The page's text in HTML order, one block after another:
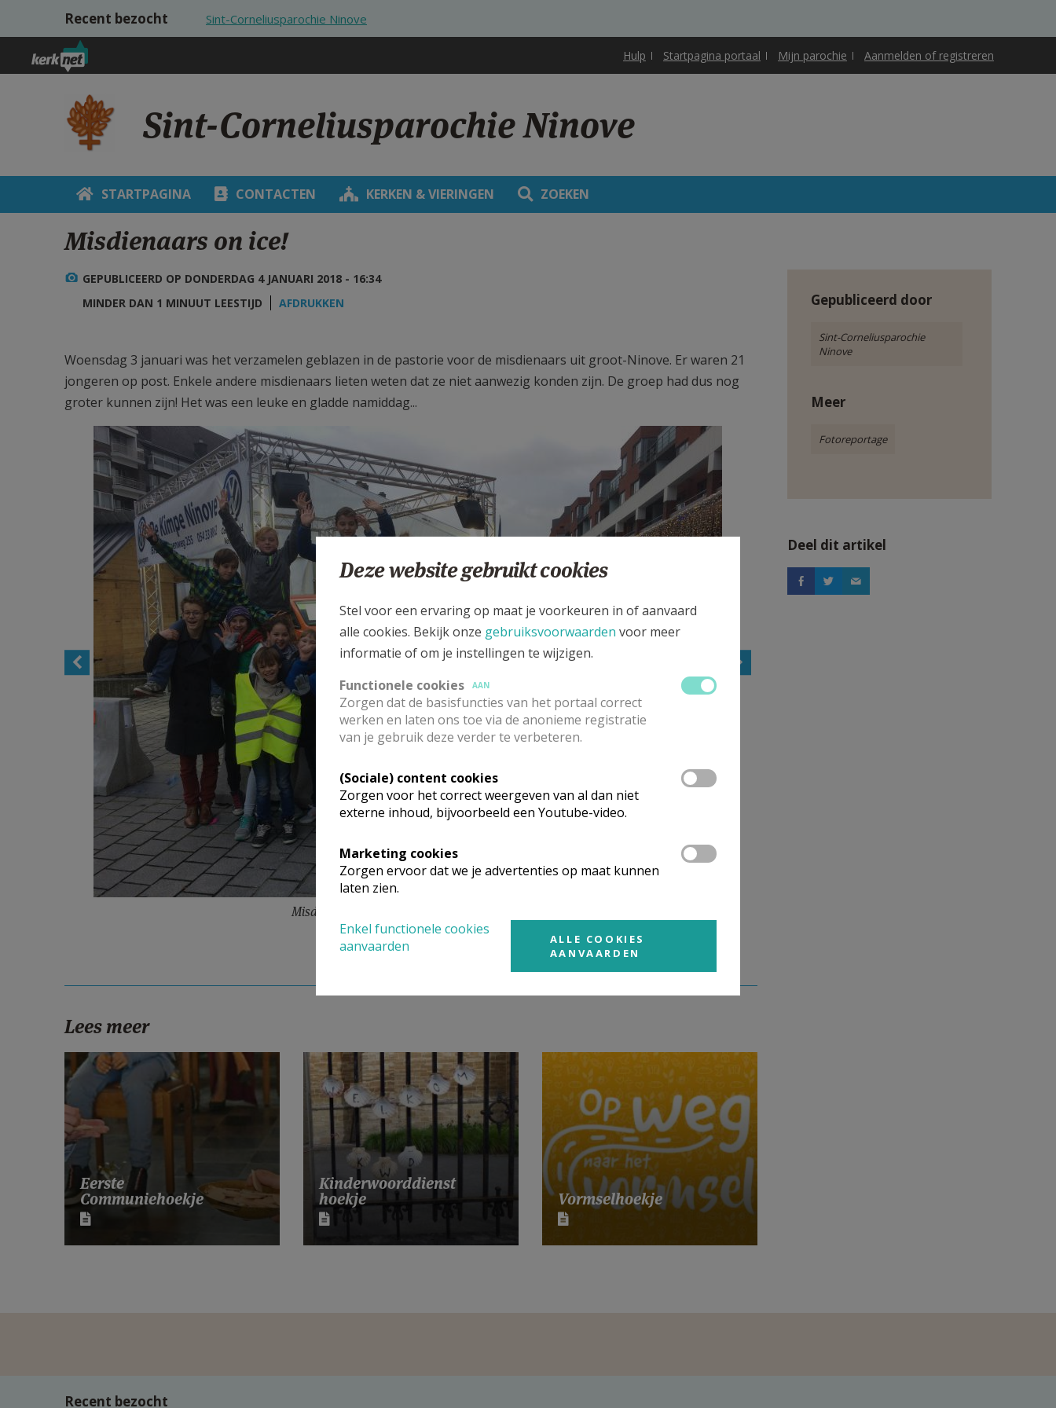
Overslaan en naar de inhoud gaan
Recent bezocht Sint-Corneliusparochie Ninove
Hulp Startpagina portaal Mijn parochie Aanmelden of registreren
Sint-Corneliusparochie Ninove
STARTPAGINA CONTACTEN KERKEN & VIERINGEN ZOEKEN
Misdienaars on ice!
GEPUBLICEERD OP DONDERDAG 4 JANUARI 2018 - 16:34
MINDER DAN 1 MINUUT LEESTIJD
AFDRUKKEN
Woensdag 3 januari was het verzamelen geblazen in de pastorie voor de misdienaars uit groot-Ninove. Er waren 21
jongeren op post. Enkele andere misdienaars lieten weten dat ze niet aanwezig konden zijn. De groep had dus nog
groter kunnen zijn! Het was een leuke en gladde namiddag...
Misdienaars on ice! © Alexander Vandaele
Gepubliceerd door
Sint-Corneliusparochie
Ninove
Meer
Fotoreportage
Deel dit artikel
Lees meer
Eerste
Communiehoekje
Kinderwoorddienst
hoekje Vormselhoekje
Recent bezocht
Deze website gebruikt cookies
Stel voor een ervaring op maat je voorkeuren in of aanvaard
alle cookies. Bekijk onze gebruiksvoorwaarden voor meer
informatie of om je instellingen te wijzigen.
Functionele cookies
AAN
Zorgen dat de basisfuncties van het portaal correct
werken en laten ons toe via de anonieme registratie
van je gebruik deze verder te verbeteren.
(Sociale) content cookies
Zorgen voor het correct weergeven van al dan niet
externe inhoud, bijvoorbeeld een Youtube-video.
Marketing cookies
Zorgen ervoor dat we je advertenties op maat kunnen
laten zien.
Enkel functionele cookies
aanvaarden
ALLE COOKIES
AANVAARDEN